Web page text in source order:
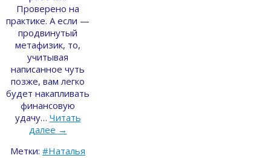
Проверено на
практике. А если —
продвинутый
метафизик, то,
учитывая
написанное чуть
позже, вам легко
будет накапливать
финансовую
удачу… Читать
далее →
Метки: #Наталья